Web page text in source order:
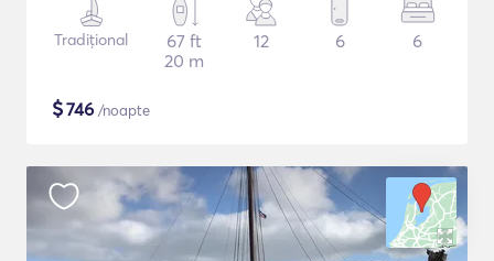
Tradițional
67 ft
20 m
12 6 6
$746 /noapte